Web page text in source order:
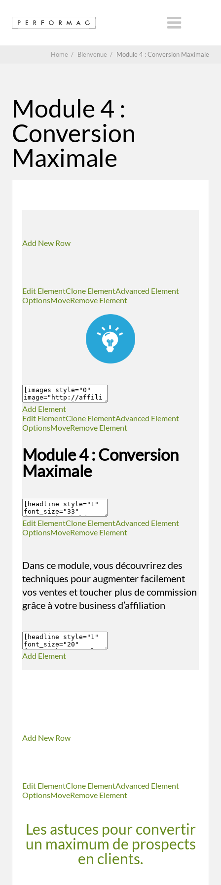
Home / Bienvenue / Module 4 : Conversion Maximale
Module 4 :
Conversion
Maximale
Add New Row
Edit ElementClone ElementAdvanced Element
OptionsMoveRemove Element
Add Element
Edit ElementClone ElementAdvanced Element
OptionsMoveRemove Element
Module 4 : Conversion
Maximale
Edit ElementClone ElementAdvanced Element
OptionsMoveRemove Element
Dans ce module, vous découvrirez des
techniques pour augmenter facilement
vos ventes et toucher plus de commission
grâce à votre business d’affiliation
Add Element
Add New Row
Edit ElementClone ElementAdvanced Element
OptionsMoveRemove Element
Les astuces pour convertir
un maximum de prospects
en clients.